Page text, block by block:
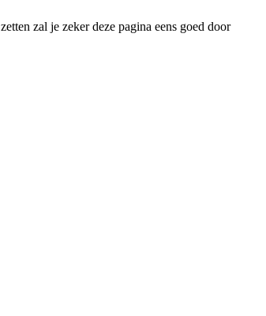
zal je zeker deze pagina eens goed door